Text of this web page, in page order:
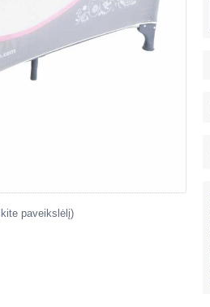
paveikslėlį)